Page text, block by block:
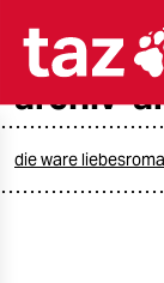
archiv-
die ware